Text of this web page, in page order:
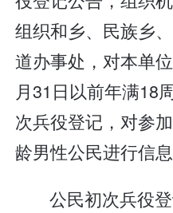
组织和乡、民族乡
道办事处，对本单
月31日以前年满18
次兵役登记，对参
龄男性公民进行信息
公民初次兵役